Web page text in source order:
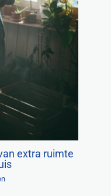
extra ruimte